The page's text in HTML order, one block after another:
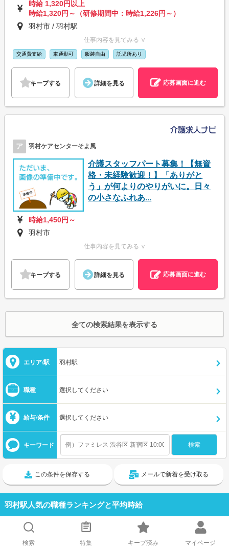
時給 1,320円以上
時給1,320円～（研修期間中：時給1,226円～）
羽村市 / 羽村駅
仕事内容を見てみる ∨
交通費支給 車通勤可 服装自由 託児所あり
キープする 詳細を見る 応募画面に進む
ア 羽村ケアセンターそよ風
介護スタッフパート募集！【無資
格・未経験歓迎！】「ありがと
う」が何よりのやりがいに。日々
の小さなふれあ...
時給1,450円～
羽村市
仕事内容を見てみる ∨
キープする 詳細を見る 応募画面に進む
全ての検索結果を表示する
エリア/駅 羽村駅
職種 選択してください
給与/条件 選択してください
キーワード
この条件を保存する メールで新着を受け取る
羽村駅人気の職種ランキングと平均時給
キッチンスタッフ 1,260円
検索 特集 キープ済み マイページ